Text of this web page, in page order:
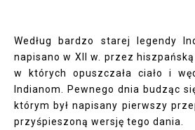
Według bardzo starej legendy
napisano w XII w. przez
w których opuszczała ciało i
Indianom. Pewnego dnia budząc
którym był napisany pierwszy
przyśpieszoną wersję tego dania.